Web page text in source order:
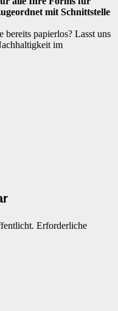
mit Schnittstelle
bereits papierlos? Lasst uns
im
Erforderliche